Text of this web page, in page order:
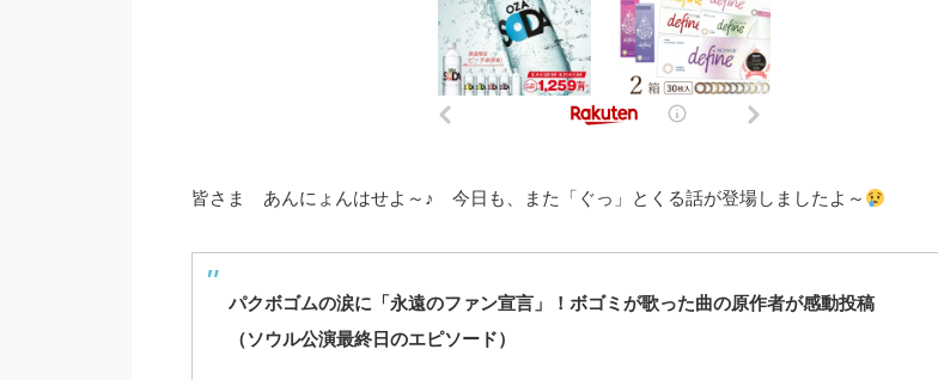
皆さま あんにょんはせよ～♪ 今日も、また「ぐっ」とくる話が登場しましたよ～
パクボゴムの涙に「永遠のファン宣言」！ボゴミが歌った曲の原作者が感動投稿
（ソウル公演最終日のエピソード）